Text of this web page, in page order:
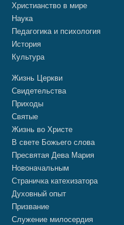
Христианство в мире
Наука
Педагогика и психология
История
Культура
Жизнь Церкви
Свидетельства
Приходы
Святые
Жизнь во Христе
В свете Божьего слова
Пресвятая Дева Мария
Новоначальным
Страничка катехизатора
Духовный опыт
Призвание
Служение милосердия